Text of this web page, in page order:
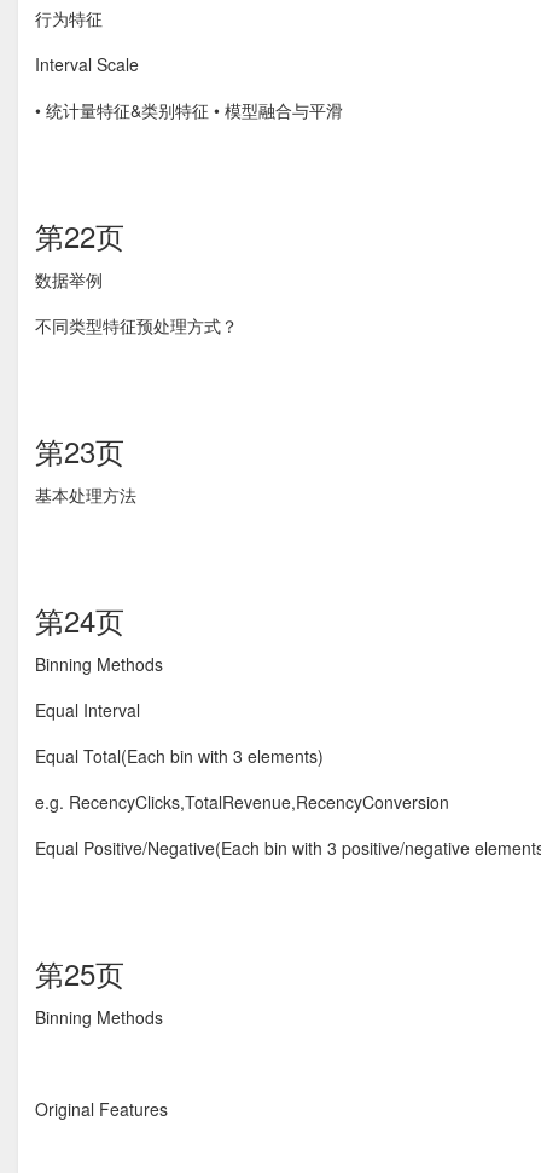
行为特征
Interval Scale
• 统计量特征&类别特征 • 模型融合与平滑
第22页
数据举例
不同类型特征预处理方式？
第23页
基本处理方法
第24页
Binning Methods
Equal Interval
Equal Total(Each bin with 3 elements)
e.g. RecencyClicks,TotalRevenue,RecencyConversion
Equal Positive/Negative(Each bin with 3 positive/negative
第25页
Binning Methods
Original Features